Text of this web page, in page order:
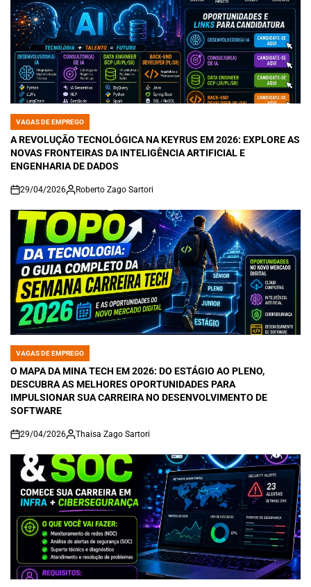
POSTED
IN
VAGAS DE EMPREGO
A REVOLUÇÃO TECNOLÓGICA NA KEYRUS EM 2026: EXPLORE AS
NOVAS FRONTEIRAS DA INTELIGÊNCIA ARTIFICIAL E
ENGENHARIA DE DADOS
on
29/04/2026 Roberto Zago Sartori
POSTED
IN
VAGAS DE EMPREGO
O MAPA DA MINA TECH EM 2026: DO ESTÁGIO AO PLENO,
DESCUBRA AS MELHORES OPORTUNIDADES PARA
IMPULSIONAR SUA CARREIRA NO DESENVOLVIMENTO DE
SOFTWARE
on
29/04/2026 Thaisa Zago Sartori